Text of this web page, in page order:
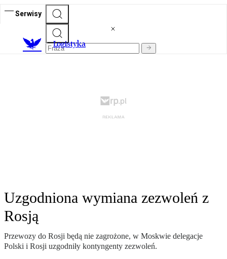
Serwisy
Logistyka
Uzgodniona wymiana zezwoleń z
Rosją
Przewozy do Rosji będą nie zagrożone, w Moskwie delegacje
Polski i Rosji uzgodniły kontyngenty zezwoleń.